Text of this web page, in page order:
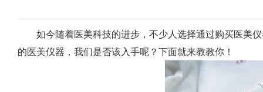
如今随着医美科技的进步，不少人选择通过购买医美仪
的医美仪器，我们是否该入手呢？下面就来教教你！